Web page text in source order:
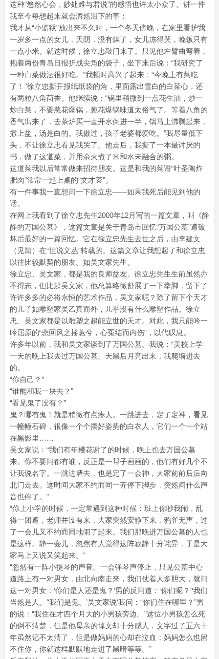
这种“悠然心会，妙处难与君说”的感悟也许太小众了。讲一件
我至今每想起来就会潸然泪下的事：
我才从“小监狱”放出来不久时，一个冬天傍晚，在家里看护我
一岁多一点的女儿，天阴，没有煤了，女儿冻得哭，晚饭只有
一点小米。就这时候，徐立忠敲门来了。只见他左臂曲弯着，
抱着两份青岛日报折成尖角的袋子，坐下来后说：“我研究了
一种白菜做法很好吃。”我顿时高兴了起来：“今晚上有菜吃
了！”徐立忠撕开报纸纸袋的角，里面露出雪白的白菜心，还
有两粒八角茴香。他继续说：“锅里稍微到一点花生油，炒一
炒白菜，不要葱花爆锅，葱花爆锅味道太俗气了。等着八角的
香气出来了，去茶炉买一壶开水倒进一半，锅马上沸腾起来，
撒上盐，汤是白的。我做过，孩子老婆都爱吃。”我尽量低下
头，不让徐立忠看见我哭了。他走后，我撕了一本最讨厌的
书，做了这道菜，并用余火煮了米和水未融合的粥。
这道菜我以后常常做来招待朋友。这是和我的菜谱“叶圣陶炸
肥肉”常常一起上桌的“文才菜”。
有一件事我一直想问一下徐立忠——如果我死后能见到他的
话。
在网上我看到了徐立忠先生2000年12月写的一篇文章，叫《静
静的万国公墓》，这篇文章是关于青岛市回忆“万国公墓”遭破
坏后最好的一篇回忆。它在徐立忠先生去世之后，由李建文
（见闻）在“世说文丛”转载的。这篇文章让我想起了和徐立忠
以往比较默契的朋友。如吴文家先生。
徐立忠、吴文家，都是我的良师益友。徐立忠先生生前虽然亦
不得志，但比起吴文家，他总算略微舒展了一下拳脚，留下了
许许多多的必将永恒的艺术作品，吴文家呢？除了留下个天才
的儿子如雕塑家吴乙真而外，几乎没有什么雕塑作品。徐立
忠、吴文家都是以雕塑之超能立世的天才。对此，我只能吟一
吟屈原的“悲回风之摇蕙兮，心冤结而内伤”，以代叹息。
许多年以前，我和吴文家谈到了万国公墓。我说：“美校上学
一天的晚上我去过万国公墓。天黑后月亮出来，我爬墙进去
的。
“你自己？”
“谁能和我一块去？”
“看见鬼了没有？”
鬼？哪有鬼！就是稍微有点瘆人。一跳进去，定了定神，看见
一幢幢石碑，很像一个个摆好姿势的白衣人，它们一个一个站
在黑影里……
吴文家说：“我们有年樱花谢了的时候，晚上也去万国公墓
来。你不要问都有谁，反正是一帮子画画的，他们有好几个不
让我说名字。一跳进墙去，也是定了一会神，大家前前后后向
北门走去。这时间大家不约而同一齐停下脚步，突然间什么声
音也停了。”
“你上小学的时候，一定常遇到这种时候：班上你吵我闹，乱
得一团遭，老师并没有来，大家突然安静下来，鸦雀无声，过
了一会儿又不约而同地闹了起来。我们那晚进万国公墓的人也
是这样。静一会儿，忽然有人觉得这阵寂静十分诧异，于是大
家马上又说又笑起来。”
“忽然有一阵小提琴的声音。一会弹琴声停止，只见公墓中心
道路上有一对男女，由北向南走来，我们仗着人多胆大，就问
这一对男女：‘你们是人还是鬼？’男的反问道：‘你们呢？’‘我们
当然是人。’‘我们是鬼。’吴文家说‘我问：“你们住在哪里？”男
的说：“我住在才四个月大的小男孩旁边。”这位小男孩怎么死
的倒不清楚，但是他母亲的悼文却十分感人，文字过了五六十
年虽然记不太清了，但是做妈妈的心却在泣血：妈妈怎么也留
不住你，你就这样默默地走进了黑暗等等。”